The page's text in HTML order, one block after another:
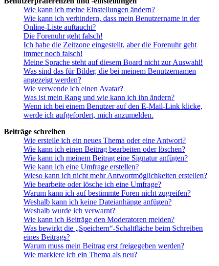
Wie kann ich meine Einstellungen ändern?
Wie kann ich verhindern, dass mein Benutzername in der
Online-Liste auftaucht?
Die Forenuhr geht falsch!
Ich habe die Zeitzone eingestellt, aber die Forenuhr geht
immer noch falsch!
Meine Sprache steht auf diesem Board nicht zur Auswahl!
Was sind das für Bilder, die bei meinem Benutzernamen
angezeigt werden?
Wie verwende ich einen Avatar?
Was ist mein Rang und wie kann ich ihn ändern?
Wenn ich bei einem Benutzer auf den E-Mail-Link klicke,
werde ich aufgefordert, mich anzumelden.
Beiträge schreiben
Wie erstelle ich ein neues Thema oder eine Antwort?
Wie kann ich einen Beitrag bearbeiten oder löschen?
Wie kann ich meinem Beitrag eine Signatur anfügen?
Wie kann ich eine Umfrage erstellen?
Wieso kann ich nicht mehr Antwortmöglichkeiten erstellen?
Wie bearbeite oder lösche ich eine Umfrage?
Warum kann ich auf bestimmte Foren nicht zugreifen?
Weshalb kann ich keine Dateianhänge anfügen?
Weshalb wurde ich verwarnt?
Wie kann ich Beiträge den Moderatoren melden?
Was bewirkt die „Speichern“-Schaltfläche beim Schreiben
eines Beitrags?
Warum muss mein Beitrag erst freigegeben werden?
Wie markiere ich ein Thema als neu?